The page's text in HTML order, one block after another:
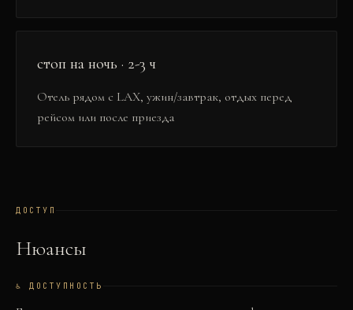
стоп на ночь · 2-3 ч
Отель рядом с LAX, ужин/завтрак, отдых перед
рейсом или после приезда
ДОСТУП
Нюансы
♿ ДОСТУПНОСТЬ